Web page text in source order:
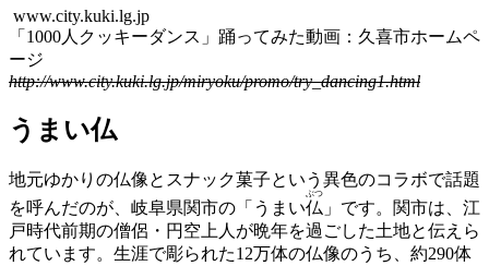
www.city.kuki.lg.jp
「1000人クッキーダンス」踊ってみた動画：久喜市ホームペ
ージ
http://www.city.kuki.lg.jp/miryoku/promo/try_dancing1.html
うまい仏
地元ゆかりの仏像とスナック菓子という異色のコラボで話題
を呼んだのが、岐阜県関市の「うまい仏
ぶつ
」です。関市は、江
戸時代前期の僧侶・円空上人が晩年を過ごした土地と伝えら
れています。生涯で彫られた12万体の仏像のうち、約290体